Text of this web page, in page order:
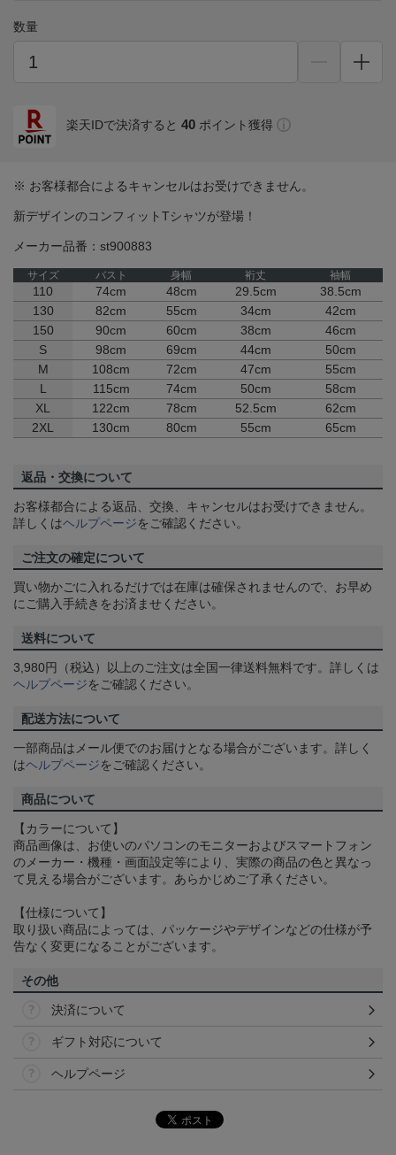
数量
楽天IDで決済すると 40 ポイント獲得
※ お客様都合によるキャンセルはお受けできません。
新デザインのコンフィットTシャツが登場！
メーカー品番：st900883
サイズ バスト 身幅 裄丈 袖幅
110 74cm 48cm 29.5cm
38.5cm
130
82cm 55cm 34cm
42cm
150
90cm 60cm 38cm
46cm
S
98cm 69cm 44cm
50cm
M
108cm 72cm 47cm
55cm
L
115cm 74cm 50cm
58cm
XL
122cm 78cm 52.5cm
62cm
2XL
130cm 80cm 55cm 65cm
返品・交換について
お客様都合による返品、交換、キャンセルはお受けできません。
詳しくはヘルプページをご確認ください。
ご注文の確定について
買い物かごに入れるだけでは在庫は確保されませんので、お早め
にご購入手続きをお済ませください。
送料について
3,980円（税込）以上のご注文は全国一律送料無料です。詳しくは
ヘルプページをご確認ください。
配送方法について
一部商品はメール便でのお届けとなる場合がございます。詳しく
はヘルプページをご確認ください。
商品について
【カラーについて】
商品画像は、お使いのパソコンのモニターおよびスマートフォン
のメーカー・機種・画面設定等により、実際の商品の色と異なっ
て見える場合がございます。あらかじめご了承ください。
【仕様について】
取り扱い商品によっては、パッケージやデザインなどの仕様が予
告なく変更になることがございます。
その他
決済について
ギフト対応について
ヘルプページ